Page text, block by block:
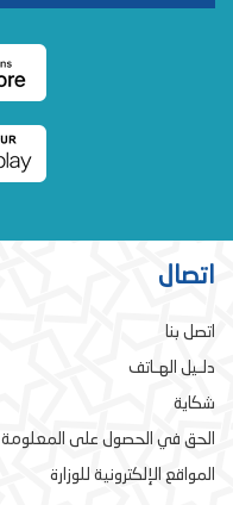
اتصال
اتصل بنا
دلـيل الهـاتف
شكاية
الحق في الحصول على المعلومة
المواقع الإلكترونية للوزارة